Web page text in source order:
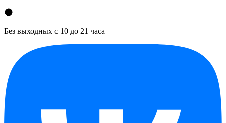
Без выходных с 10 до 21 часа